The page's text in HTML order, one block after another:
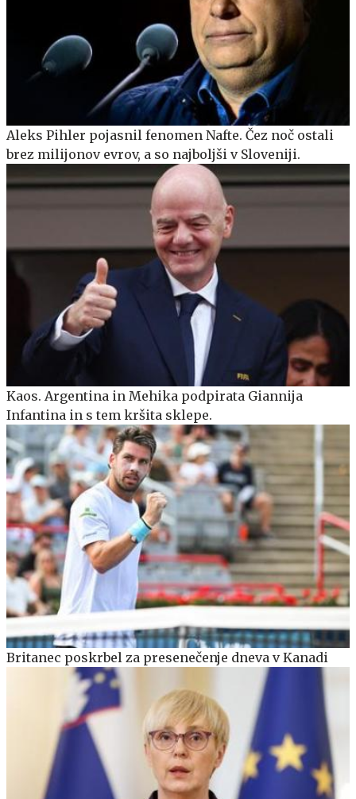
Aleks Pihler pojasnil fenomen Nafte. Čez noč ostali
brez milijonov evrov, a so najboljši v Sloveniji.
Kaos. Argentina in Mehika podpirata Giannija
Infantina in s tem kršita sklepe.
Britanec poskrbel za presenečenje dneva v Kanadi